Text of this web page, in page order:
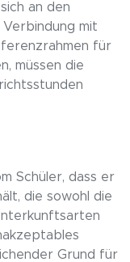
an den
Verbindung mit
für
müssen die
Schüler, dass er
die sowohl die
Grund für